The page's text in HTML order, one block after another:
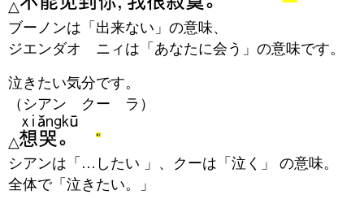
△
ブーノンは「出来ない」の意味、
ジエンダオ ニィは「あなたに会う」の意味です。
泣きたい気分です。
（シアン クー ラ）
△
シアンは「…したい 」、クーは「泣く」 の意味。
全体で「泣きたい。」